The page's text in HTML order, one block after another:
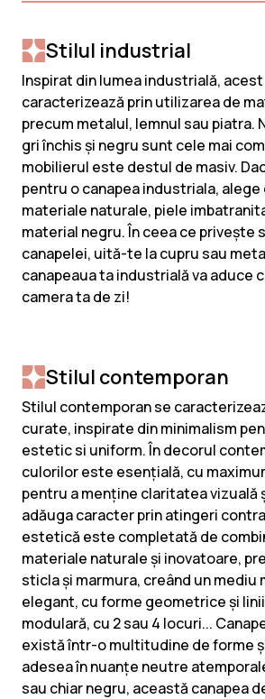
Stilul industrial
Inspirat din lumea industrială,
caracterizează prin utilizarea de
precum metalul, lemnul sau piatra.
gri închis și negru sunt cele mai
mobilierul este destul de masiv.
pentru o canapea industriala, alege
materiale naturale, piele
material negru. În ceea ce privește
canapelei, uită-te la cupru sau
canapeaua ta industrială va aduce
camera ta de zi!
Stilul contemporan
Stilul contemporan se
curate, inspirate din minimalism
estetic si uniform. În decorul
culorilor este esențială, cu
pentru a menține claritatea vizuală
adăuga caracter prin atingeri
estetică este completată de
materiale naturale și inovatoare,
sticla și marmura, creând un mediu
elegant, cu forme geometrice și
modulară, cu 2 sau 4 locuri...
există într-o multitudine de forme
adesea în nuanțe neutre
sau chiar negru, această canapea